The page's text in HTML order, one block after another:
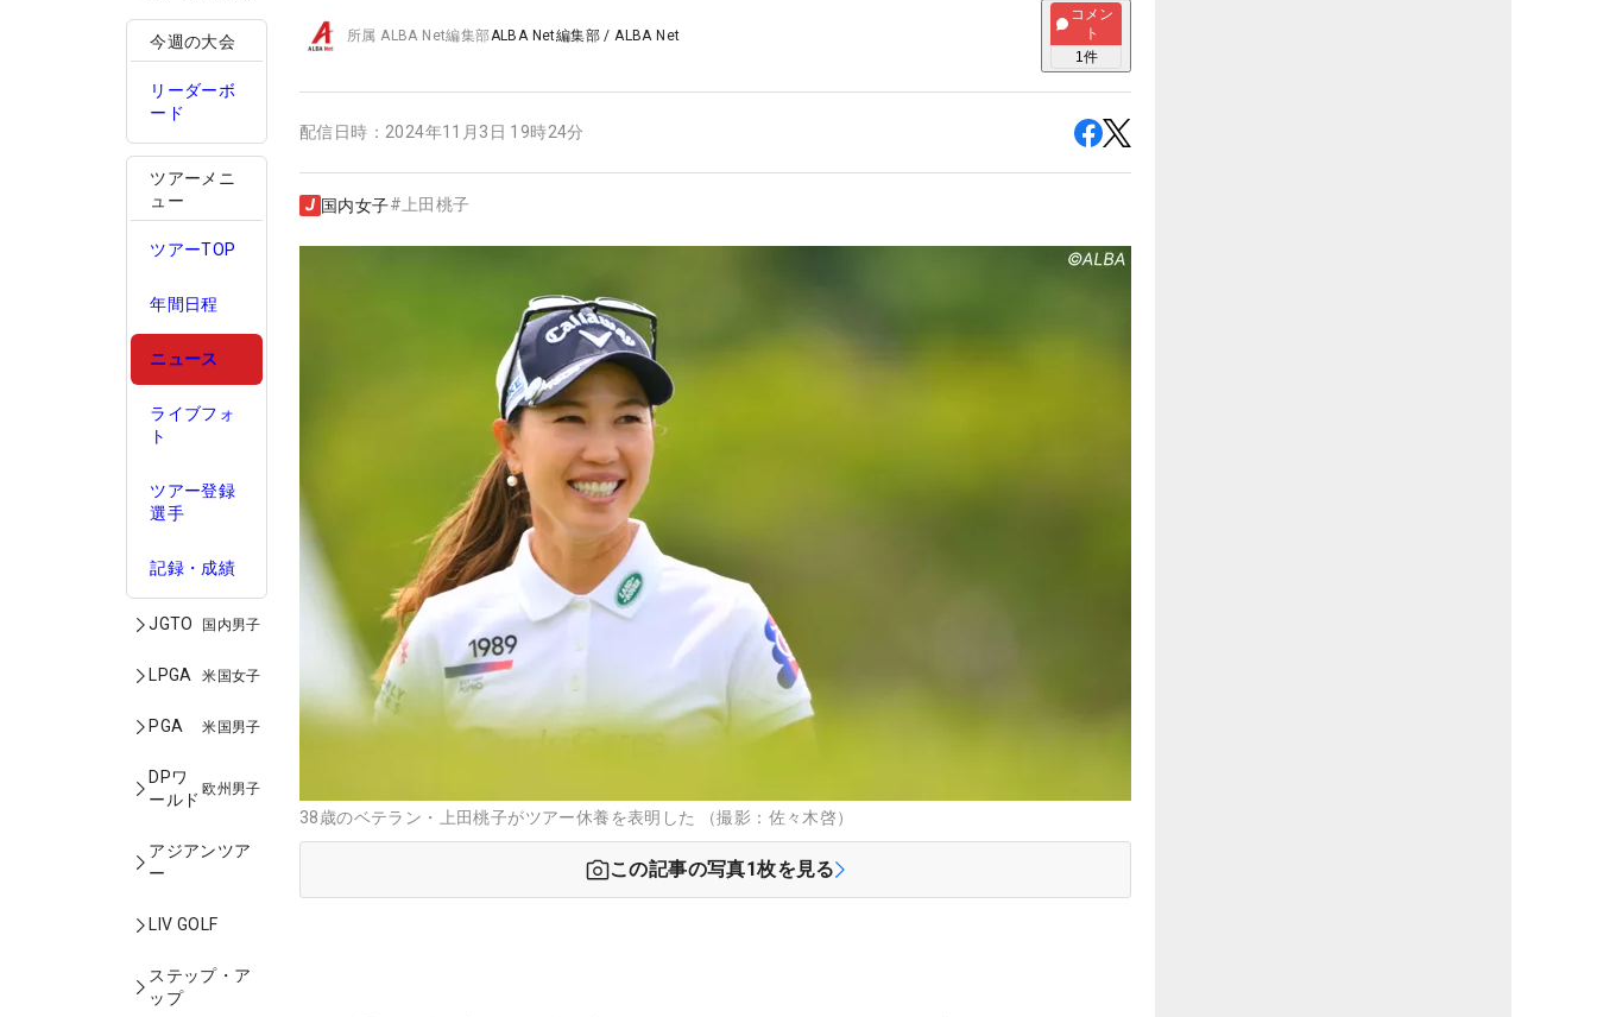
今週の大会
リーダーボ
ード
ツアーメニ
ュー
ツアーTOP
年間日程
ニュース
ライブフォ
ト
ツアー登録
選手
記録・成績
JGTO 国内男子
LPGA 米国女子
PGA 米国男子
DPワ
ールド
欧州男子
アジアンツア
ー
LIV GOLF
ステップ・ア
ップ
所属ALBA Net編集部ALBA Net編集部 /ALBA Net
コメン
ト
1件
配信日時： 2024年11月3日 19時24分
国内女子#上田桃子
38歳のベテラン・上田桃子がツアー休養を表明した （撮影：佐々木啓）
この記事の写真1枚を見る